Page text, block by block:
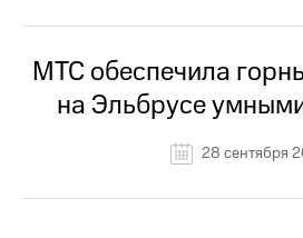
Карьера
История
компании
информация
в МТС
Пресс-
релизы
о технологиях
МТС обеспечила
на Эльбрусе
28 сентября